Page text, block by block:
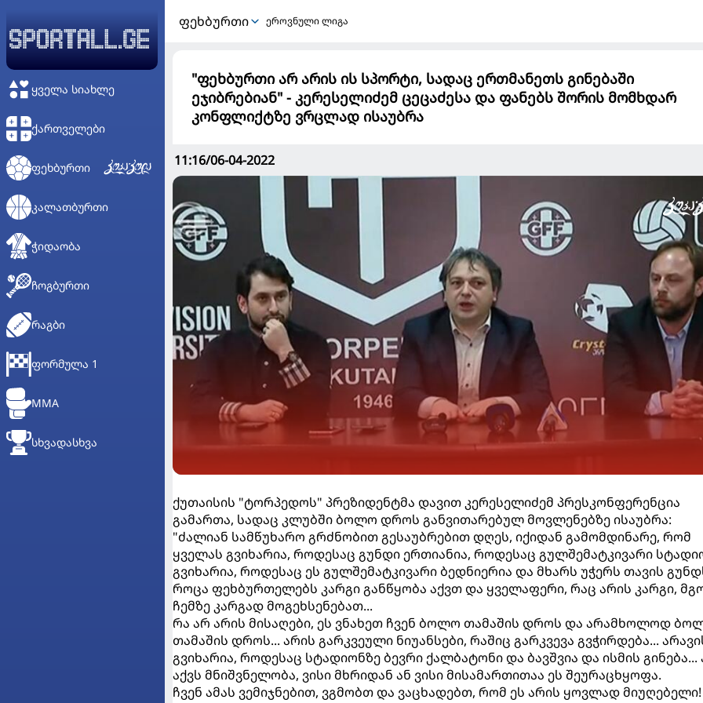
ᲧᲕᲔᲚᲐ ᲡᲘᲐᲮᲚᲔ
ᲥᲐᲠᲗᲕᲔᲚᲔᲑᲘ
ᲤᲔᲮᲑᲣᲠᲗᲘ
ᲙᲐᲚᲐᲗᲑᲣᲠᲗᲘ
ᲭᲘᲓᲐᲝᲑᲐ
ᲩᲝᲒᲑᲣᲠᲗᲘ
ᲠᲐᲒᲑᲘ
ᲤᲝᲠᲛᲣᲚᲐ 1
MMA
ᲡᲮᲕᲐᲓᲐᲡᲮᲕᲐ
ᲤᲔᲮᲑᲣᲠᲗᲘ ეროვნული ლიგა
"ფეხბურთი არ არის ის სპორტი, სადაც ერთმანეთს გინებაში
ეჯიბრებიან" - კერესელიძემ ცეცაძესა და ფანებს შორის მომხდარ
კონფლიქტზე ვრცლად ისაუბრა
11:16/06-04-2022
ქუთაისის "ტორპედოს" პრეზიდენტმა დავით კერესელიძემ პრესკონფერენცია
გამართა, სადაც კლუბში ბოლო დროს განვითარებულ მოვლენებზე ისაუბრა:
"ძალიან სამწუხარო გრძნობით გესაუბრებით დღეს, იქიდან გამომდინარე, რომ
ყველას გვიხარია, როდესაც გუნდი ერთიანია, როდესაც გულშემატკივარი
გვიხარია, როდესაც ეს გულშემატკივარი ბედნიერია და მხარს უჭერს თავის
როცა ფეხბურთელებს კარგი განწყობა აქვთ და ყველაფერი, რაც არის კარგი,
ჩემზე კარგად მოგეხსენებათ...
რა არ არის მისაღები, ეს ვნახეთ ჩვენ ბოლო თამაშის დროს და არამხოლოდ
თამაშის დროს... არის გარკვეული ნიუანსები, რაშიც გარკვევა გვჭირდება...
გვიხარია, როდესაც სტადიონზე ბევრი ქალბატონი და ბავშვია და ისმის გინება...
აქვს მნიშვნელობა, ვისი მხრიდან ან ვისი მისამართითაა ეს შეურაცხყოფა.
ჩვენ ამას ვემიჯნებით, ვგმობთ და ვაცხადებთ, რომ ეს არის ყოვლად